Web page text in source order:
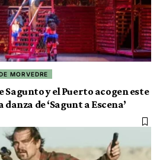
MORVEDRE
Sagunto y el Puerto acogen este
de ‘Sagunt a Escena’